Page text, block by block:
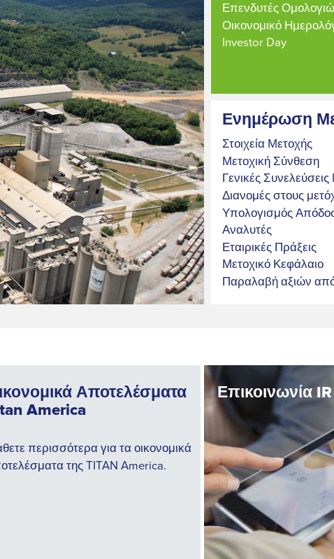
Επενδυτές
Οικονομικό
Investor Day
Ενημέρωση
Στοιχεία Μετοχής
Μετοχική Σύνθεση
Γενικές
Διανομές στους
Υπολογισμός
Αναλυτές
Εταιρικές Πράξεις
Μετοχικό Κεφάλαιο
Παραλαβή αξιών
Αποτελέσματα
America
περισσότερα για τα οικονομικά
της TITAN America.
Επικοινωνία IR